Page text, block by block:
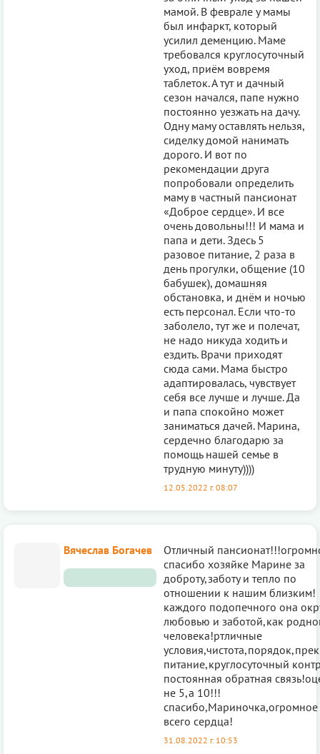
мамой. В феврале у мамы
был инфаркт, который
усилил деменцию. Маме
требовался круглосуточный
уход, приём вовремя
таблеток. А тут и дачный
сезон начался, папе нужно
постоянно уезжать на дачу.
Одну маму оставлять нельзя,
сиделку домой нанимать
дорого. И вот по
рекомендации друга
попробовали определить
маму в частный пансионат
«Доброе сердце». И все
очень довольны!!! И мама и
папа и дети. Здесь 5
разовое питание, 2 раза в
день прогулки, общение (10
бабушек), домашняя
обстановка, и днём и ночью
есть персонал. Если что-то
заболело, тут же и полечат,
не надо никуда ходить и
ездить. Врачи приходят
сюда сами. Мама быстро
адаптировалась, чувствует
себя все лучше и лучше. Да
и папа спокойно может
заниматься дачей. Марина,
сердечно благодарю за
помощь нашей семье в
трудную минуту))))
12.05.2022 г. 08:07
Вячеслав Богачев
Отличный
спасибо хозяйке Марине за
доброту,заботу и тепло по
отношении к нашим близким!
каждого подопечного она
любовью и заботой,как
человека!ртличные
питание,круглосуточный
постоянная обратная
не 5,а 10!!!
спасибо,Мариночка,огромное
всего сердца!
31.08.2022 г. 10:53